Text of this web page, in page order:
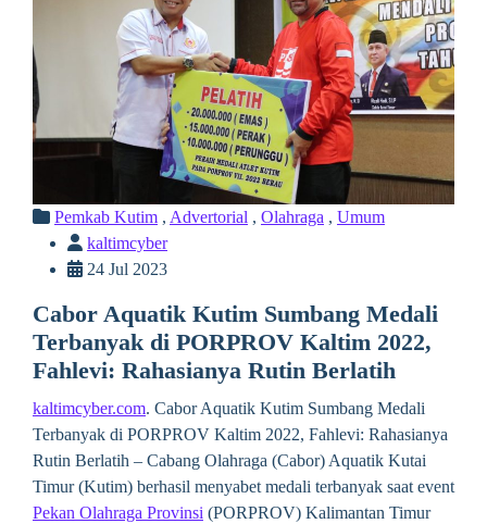
Pemkab Kutim , Advertorial , Olahraga , Umum
kaltimcyber
24 Jul 2023
Cabor Aquatik Kutim Sumbang Medali
Terbanyak di PORPROV Kaltim 2022,
Fahlevi: Rahasianya Rutin Berlatih
kaltimcyber.com. Cabor Aquatik Kutim Sumbang Medali
Terbanyak di PORPROV Kaltim 2022, Fahlevi: Rahasianya
Rutin Berlatih – Cabang Olahraga (Cabor) Aquatik Kutai
Timur (Kutim) berhasil menyabet medali terbanyak saat event
Pekan Olahraga Provinsi (PORPROV) Kalimantan Timur